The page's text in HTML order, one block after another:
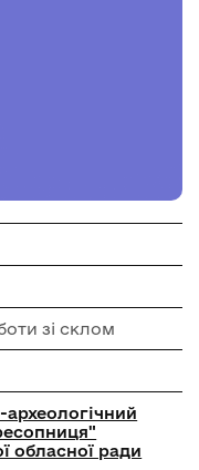
зі склом
обласної ради